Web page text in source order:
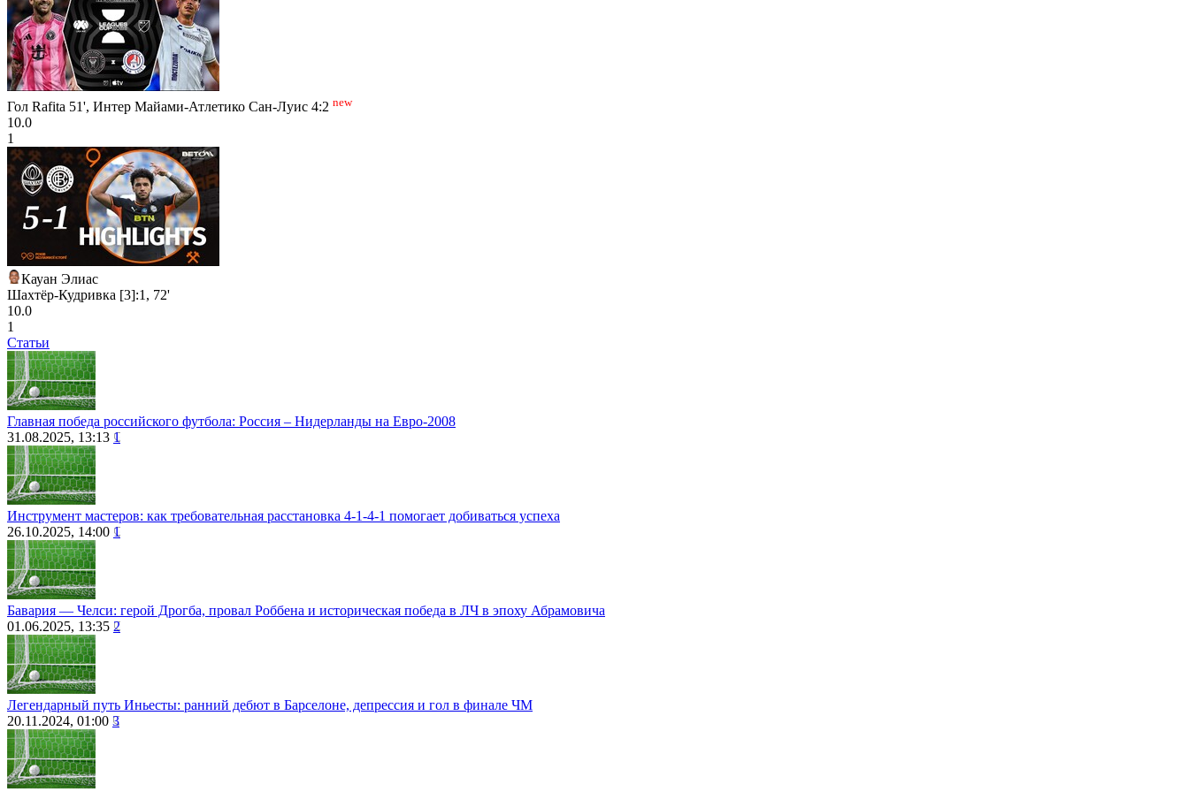
Гол Rafita 51', Интер Майами-Атлетико Сан-Луис 4:2 new
10.0
1
Кауан Элиас
Шахтёр-Кудривка [3]:1, 72'
10.0
1
Статьи
Главная победа российского футбола: Россия – Нидерланды на Евро-2008
31.08.2025, 13:13 1
Инструмент мастеров: как требовательная расстановка 4-1-4-1 помогает добиваться успеха
26.10.2025, 14:00 1
Бавария — Челси: герой Дрогба, провал Роббена и историческая победа в ЛЧ в эпоху Абрамовича
01.06.2025, 13:35 2
Легендарный путь Иньесты: ранний дебют в Барселоне, депрессия и гол в финале ЧМ
20.11.2024, 01:00 3